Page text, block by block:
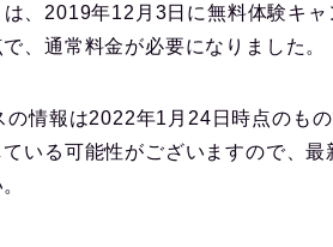
、2019年12月3日に無料体験キャ
、通常料金が必要になりました。
情報は2022年1月24日時点のも
いる可能性がございますので、